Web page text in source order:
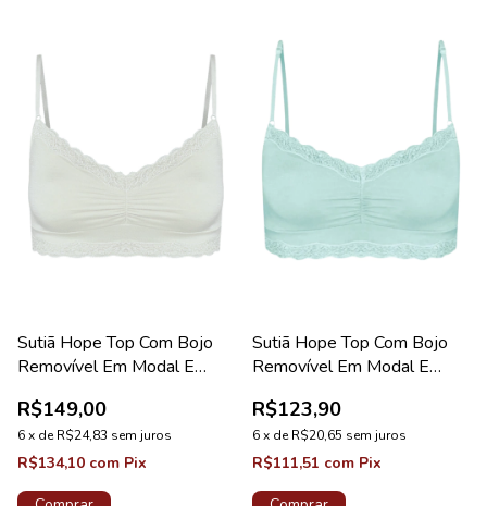
Sutiã Hope Top Com Bojo
Removível Em Modal E
White Coleção Green
R$149,00
6x deR$24,83 sem juros
R$134,10 com Pix
Sutiã Hope Top Com Bojo
Removível Em Modal E
Chá Coleção Green
R$123,90
6x deR$20,65 sem juros
R$111,51 com Pix